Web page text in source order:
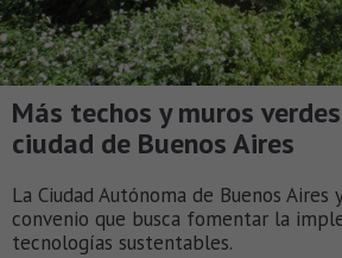
Más techos y muros
ciudad de Buenos Aires
La Ciudad Autónoma de Buenos
convenio que busca fomentar la
tecnologías sustentables.